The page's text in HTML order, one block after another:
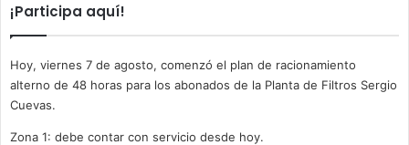
¡Participa aquí!
Hoy, viernes 7 de agosto, comenzó el plan de racionamiento
alterno de 48 horas para los abonados de la Planta de Filtros Sergio
Cuevas.
Zona 1: debe contar con servicio desde hoy.